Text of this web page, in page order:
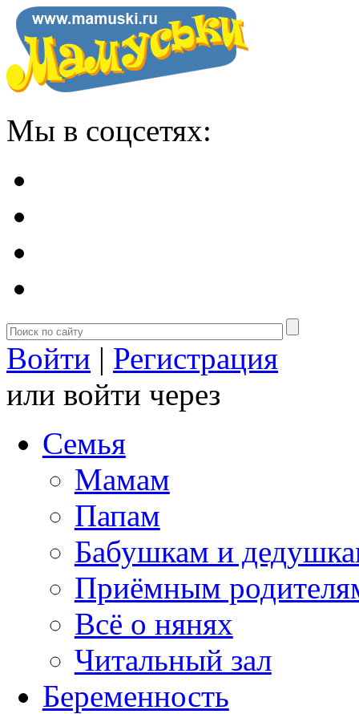
Мы в соцсетях:
Войти | Регистрация
или войти через
Семья
Мамам
Папам
Бабушкам и
Приёмным
Всё о нянях
Читальный зал
Беременность